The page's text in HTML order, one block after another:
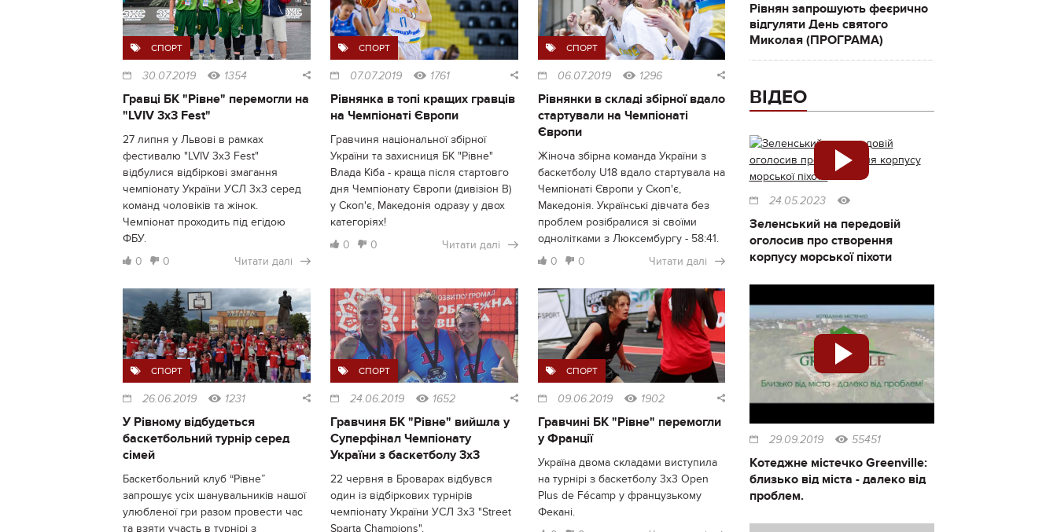
СПОРТ
30.07.2019 1354
Гравці БК "Рівне" перемогли на
"LVIV 3x3 Fest"
27 липня у Львові в рамках
фестивалю "LVIV 3x3 Fest"
відбулися відбіркові змагання
чемпіонату України УСЛ 3х3 серед
команд чоловіків та жінок.
Чемпіонат проходить під егідою
ФБУ.
0
0 Читати далі
СПОРТ
07.07.2019 1761
Рівнянка в топі кращих гравців
на Чемпіонаті Європи
Гравчиня національної збірної
України та захисниця БК "Рівне"
Влада Кіба - краща після стартовго
дня Чемпіонату Європи (дивізіон В)
у Скоп'є, Македонія одразу у двох
категоріях!
0
0 Читати далі
СПОРТ
06.07.2019 1296
Рівнянки в складі збірної вдало
стартували на Чемпіонаті
Європи
Жіноча збірна команда України з
баскетболу U18 вдало стартувала на
Чемпіонаті Європи у Скоп'є,
Македонія. Українські дівчата без
проблем розібралися зі своїми
однолітками з Люксембургу - 58:41.
0
0 Читати далі
СПОРТ
26.06.2019 1231
У Рівному відбудеться
баскетбольний турнір серед
сімей
Баскетбольний клуб “Рівне”
запрошує усіх шанувальників нашої
улюбленої гри разом провести час
та взяти участь в турнірі з
СПОРТ
24.06.2019 1652
Гравчиня БК "Рівне" вийшла у
Суперфінал Чемпіонату
України з баскетболу 3х3
22 червня в Броварах відбувся
один із відбіркових турнірів
чемпіонату України УСЛ 3х3 "Street
Sparta Champions".
СПОРТ
09.06.2019 1902
Гравчині БК "Рівне" перемогли
у Франції
Україна двома складами виступила
на турнірі з баскетболу 3х3 Open
Plus de Fécamp у французькому
Фекані.
Рівнян запрошують феєрично
відгуляти День святого
Миколая (ПРОГРАМА)
ВІДЕО
24.05.2023
Зеленський на передовій
оголосив про створення
корпусу морської піхоти
29.09.2019 55451
Котеджне містечко Greenville:
близько від міста - далеко від
проблем.